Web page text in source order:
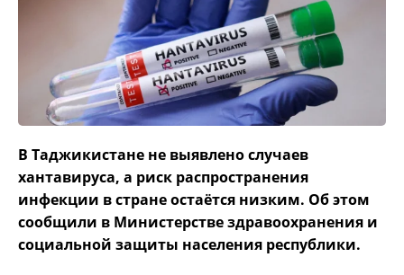
В Таджикистане не выявлено случаев
хантавируса, а риск распространения
инфекции в стране остаётся низким. Об этом
сообщили в Министерстве здравоохранения и
социальной защиты населения республики.